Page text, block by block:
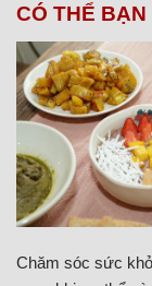
CÓ THỂ
Chăm sóc sức